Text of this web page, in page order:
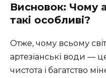
Висновок: Чому
такі особливі?
Отже, чому всьому
артезіанські води —
чистота і багатство